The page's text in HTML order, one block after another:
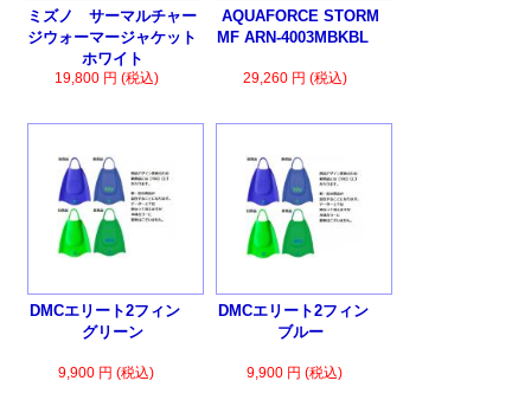
ミズノ サーマルチャー
ジウォーマージャケット
ホワイト
19,800 円 (税込)
AQUAFORCE STORM
MF ARN-4003MBKBL
29,260 円 (税込)
DMCエリート2フィン
グリーン
9,900 円 (税込)
DMCエリート2フィン
ブルー
9,900 円 (税込)